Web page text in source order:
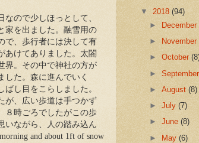
ので少しほっとして、
家を出ました。融雪用の
で、歩行者には決して有
あけてありました。太閤
界。その中で神社の方が
した。森に進んでいく
し目をこらしました。
が、広い歩道は手つかず
８時ごろでしたがこの歩
いながら、人の踏み込ん
and about 1ft of snow
▼ 2018 (94)
►
December
►
November
►October
►
►August(8)
►July(7)
►June(8)
► May(6)